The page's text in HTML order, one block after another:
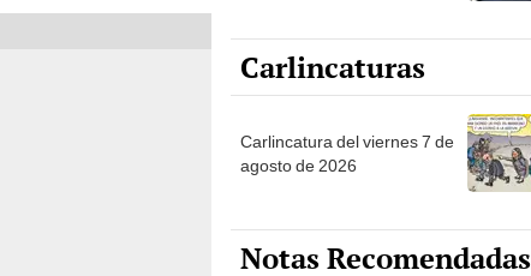
Carlincaturas
Carlincatura del viernes 7 de
agosto de 2026
Notas Recomendadas